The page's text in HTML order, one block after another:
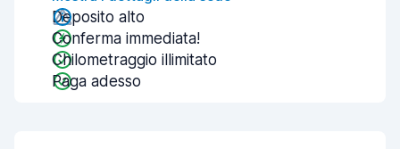
Deposito alto
Conferma immediata!
Chilometraggio illimitato
Paga adesso